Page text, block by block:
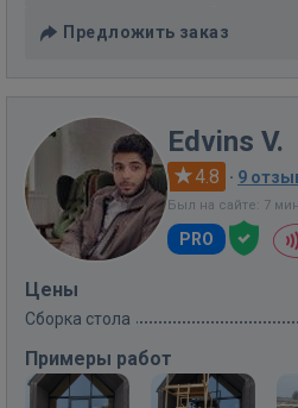
Предложить заказ
Edvins V.
4.8 · 9
Был на сайте: 7
PRO
Цены
Сборка стола
Примеры работ